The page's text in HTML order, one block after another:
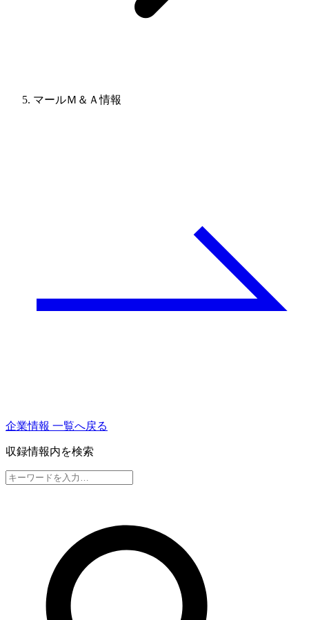
マールＭ＆Ａ情報
企業情報 一覧へ戻る
収録情報内を検索